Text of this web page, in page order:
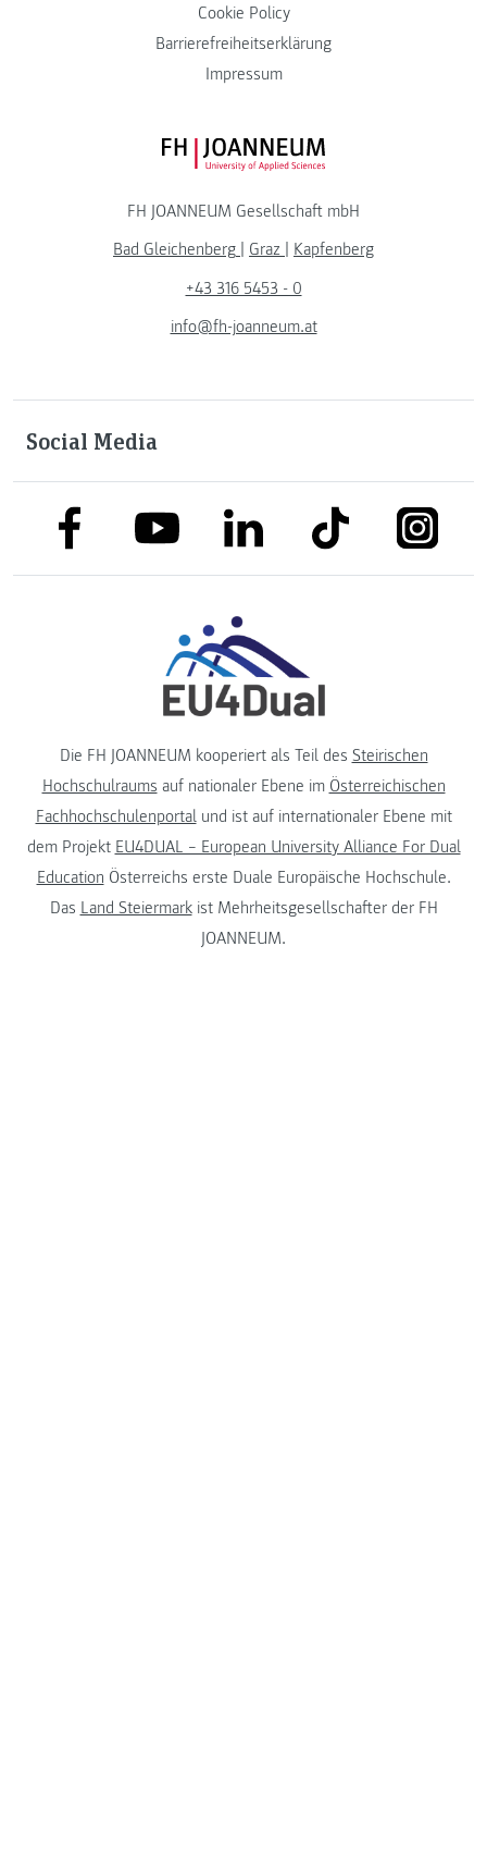
Cookie Policy
Barrierefreiheitserklärung
Impressum
FH JOANNEUM Logo
FH JOANNEUM Gesellschaft mbH
Bad Gleichenberg
Graz
Kapfenberg
+43 316 5453 - 0
info@fh-joanneum.at
Social Media
link to facebooklink to youtubelink to linkedinlink to tiktok
Die FH JOANNEUM kooperiert als Teil des Steirischen
Hochschulraums auf nationaler Ebene im Österreichischen
Fachhochschulenportalund ist auf internationaler Ebene mit
dem Projekt EU4DUAL – European University Alliance For Dual
Education Österreichs erste Duale Europäische Hochschule.
Das Land Steiermarkist Mehrheitsgesellschafter der FH
JOANNEUM.